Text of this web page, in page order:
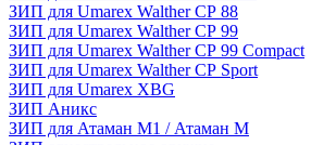
ЗИП для Umarex Walther СР 88
ЗИП для Umarex Walther СР 99
ЗИП для Umarex Walther СР 99 Compact
ЗИП для Umarex Walther СР Sport
ЗИП для Umarex XBG
ЗИП Аникс
ЗИП для Атаман М1 / Атаман М